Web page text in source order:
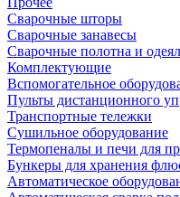
Сварочные шторы
Сварочные занавесы
Сварочные полотна и
Комплектующие
Вспомогательное
Пульты дистанционного
Транспортные тележки
Сушильное оборудование
Термопеналы и печи для
Бункеры для хранения
Автоматическое